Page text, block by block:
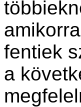
fentiek
a